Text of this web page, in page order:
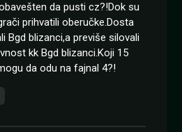
da pusti cz?!Dok su
prihvatili oberučke.Dosta
Bgd blizanci,a previše silovali
kk Bgd blizanci.Koji 15
da odu na fajnal 4?!